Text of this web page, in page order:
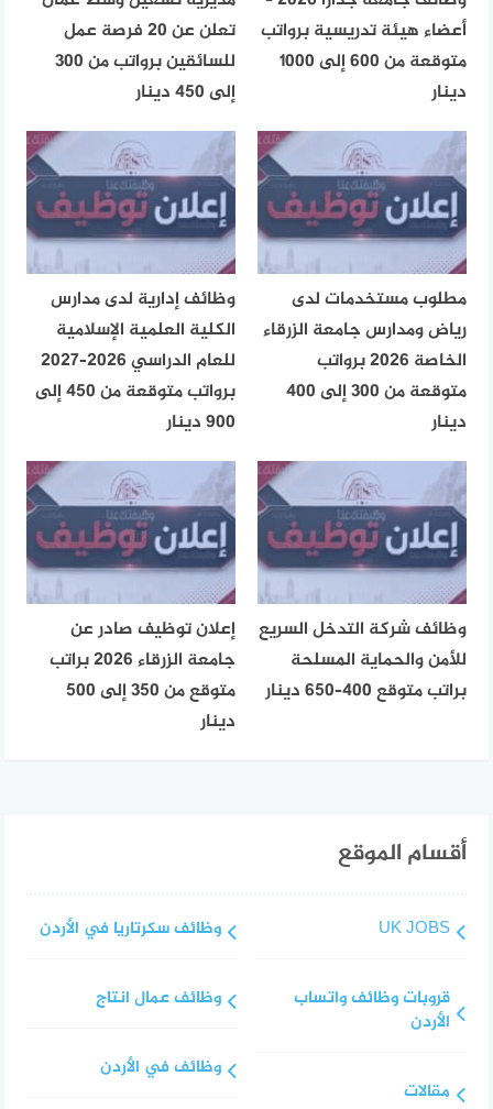
أعضاء هيئة تدريسية برواتب
متوقعة من 600 إلى 1000
دينار
تعلن عن 20 فرصة عمل
للسائقين برواتب من 300
إلى 450 دينار
مطلوب مستخدمات لدى
رياض ومدارس جامعة الزرقاء
الخاصة 2026 برواتب
متوقعة من 300 إلى 400
دينار
وظائف إدارية لدى مدارس
الكلية العلمية الإسلامية
للعام الدراسي 2026–2027
برواتب متوقعة من 450 إلى
900 دينار
وظائف شركة التدخل السريع
للأمن والحماية المسلحة
براتب متوقع 400–650 دينار
إعلان توظيف صادر عن
جامعة الزرقاء 2026 براتب
متوقع من 350 إلى 500
دينار
أقسام الموقع
UK JOBS
قروبات وظائف واتساب
الأردن
مقالات
وظائف سكرتاريا في الأردن
وظائف عمال انتاج
وظائف في الأردن